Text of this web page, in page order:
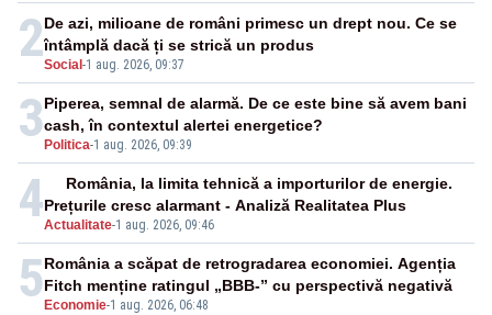
2Social -1 aug. 2026, 09:37
De azi, milioane de români primesc un drept nou. Ce se
întâmplă dacă ți se strică un produs
3 Politica-1 aug. 2026, 09:39
Piperea, semnal de alarmă. De ce este bine să avem bani
cash, în contextul alertei energetice?
4Actualitate-1 aug. 2026, 09:46
România, la limita tehnică a importurilor de energie.
Prețurile cresc alarmant - Analiză Realitatea Plus
5 Economie-1 aug. 2026, 06:48
România a scăpat de retrogradarea economiei. Agenția
Fitch menține ratingul „BBB-” cu perspectivă negativă